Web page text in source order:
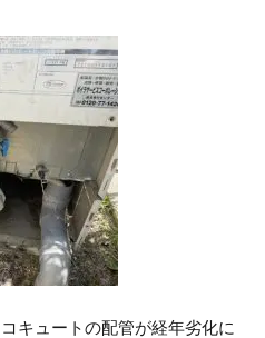
キュートの配管が経年劣化に